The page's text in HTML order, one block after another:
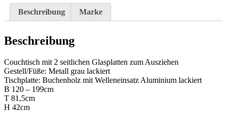
Beschreibung Marke
Beschreibung
Couchtisch mit 2 seitlichen Glasplatten zum Ausziehen
Gestell/Füße: Metall grau lackiert
Tischplatte: Buchenholz mit Welleneinsatz Aluminium lackiert
B 120 – 199cm
T 81,5cm
H 42cm